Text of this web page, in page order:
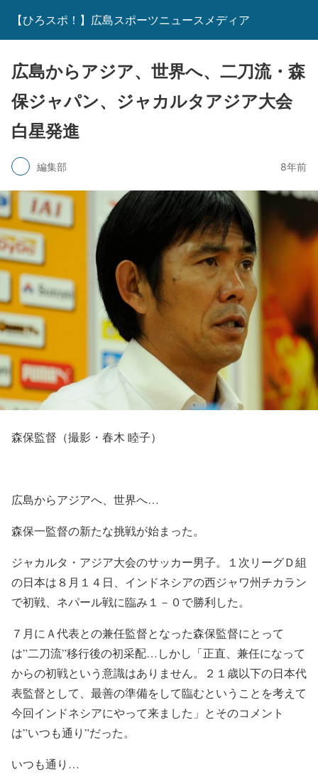
【ひろスポ！】広島スポーツニュースメディア
広島からアジア、世界へ、二刀流・森
保ジャパン、ジャカルタアジア大会
白星発進
編集部 8年前
森保監督（撮影・春木 睦子）
広島からアジアへ、世界へ…
森保一監督の新たな挑戦が始まった。
ジャカルタ・アジア大会のサッカー男子。１次リーグＤ組
の日本は８月１４日、インドネシアの西ジャワ州チカラン
で初戦、ネパール戦に臨み１－０で勝利した。
７月にＡ代表との兼任監督となった森保監督にとって
は”二刀流”移行後の初采配…しかし「正直、兼任になって
からの初戦という意識はありません。２１歳以下の日本代
表監督として、最善の準備をして臨むということを考えて
今回インドネシアにやって来ました」とそのコメント
は”いつも通り”だった。
いつも通り…